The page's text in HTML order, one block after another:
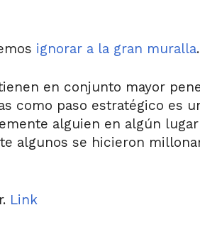
ignorar a la gran muralla.
en conjunto mayor
como paso estratégico es
alguien en algún
algunos se hicieron
Link